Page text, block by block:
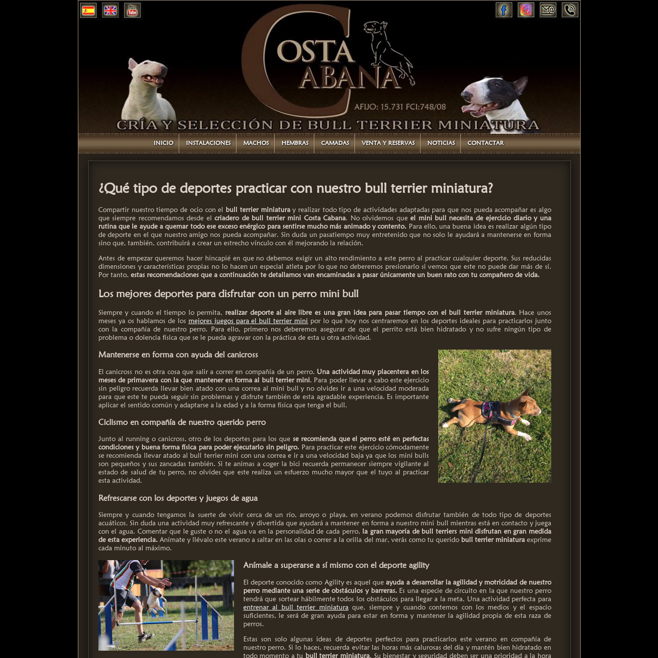
INICIO INSTALACIONES MACHOS HEMBRAS CAMADAS VENTA Y RESERVAS NOTICIAS CONTACTAR
¿Qué tipo de deportes practicar con nuestro bull terrier miniatura?
Compartir nuestro tiempo de ocio con elbull terrier miniaturay realizar todo tipo de actividades adaptadas para que nos pueda acompañar es algo
que siempre recomendamos desde elcriadero de bull terrier mini Costa Cabana. No olvidemos queel mini bull necesita de ejercicio diario y una
rutina que le ayude a quemar todo ese exceso enérgico para sentirse mucho más animado y contento. Para ello, una buena idea es realizar algún tipo
de deporte en el que nuestro amigo nos pueda acompañar. Sin duda un pasatiempo muy entretenido que no solo le ayudará a mantenerse en forma
sino que, también, contribuirá a crear un estrecho vínculo con él mejorando la relación.
Antes de empezar queremos hacer hincapié en que no debemos exigir un alto rendimiento a este perro al practicar cualquier deporte. Sus reducidas
dimensiones y características propias no lo hacen un especial atleta por lo que no deberemos presionarlo si vemos que este no puede dar más de sí.
Por tanto, estas recomendaciones que a continuación te detallamos van encaminadas a pasar únicamente un buen rato con tu compañero de vida.
Los mejores deportes para disfrutar con un perro mini bull
Siempre y cuando el tiempo lo permita, realizar deporte al aire libre es una gran idea para pasar tiempo con el bull terrier miniatura. Hace unos
meses ya os hablamos de los mejores juegos para el bull terrier mini por lo que hoy nos centraremos en los deportes ideales para practicarlos junto
con la compañía de nuestro perro. Para ello, primero nos deberemos asegurar de que el perrito está bien hidratado y no sufre ningún tipo de
problema o dolencia física que se le pueda agravar con la práctica de esta u otra actividad.
Mantenerse en forma con ayuda del canicross
El canicross no es otra cosa que salir a correr en compañía de un perro. Una actividad muy placentera en los
meses de primavera con la que mantener en forma al bull terrier mini. Para poder llevar a cabo este ejercicio
sin peligro recuerda llevar bien atado con una correa al mini bull y no olvides ir a una velocidad moderada
para que este te pueda seguir sin problemas y disfrute también de esta agradable experiencia. Es importante
aplicar el sentido común y adaptarse a la edad y a la forma física que tenga el bull.
Ciclismo en compañía de nuestro querido perro
Junto al running o canicross, otro de los deportes para los que se recomienda que el perro esté en perfectas
condiciones y buena forma física para poder ejecutarlo sin peligro. Para practicar este ejercicio cómodamente
se recomienda llevar atado al bull terrier mini con una correa e ir a una velocidad baja ya que los mini bulls
son pequeños y sus zancadas también. Si te animas a coger la bici recuerda permanecer siempre vigilante al
estado de salud de tu perro, no olvides que este realiza un esfuerzo mucho mayor que el tuyo al practicar
esta actividad.
Refrescarse con los deportes y juegos de agua
Siempre y cuando tengamos la suerte de vivir cerca de un río, arroyo o playa, en verano podemos disfrutar también de todo tipo de deportes
acuáticos. Sin duda una actividad muy refrescante y divertida que ayudará a mantener en forma a nuestro mini bull mientras está en contacto y juega
con el agua. Comentar que le guste o no el agua va en la personalidad de cada perro, la gran mayoría de bull terriers mini disfrutan en gran medida
de esta experiencia.Anímate y llévalo este verano a saltar en las olas o correr a la orilla del mar, verás como tu querido bull terrier miniaturaexprime
cada minuto al máximo.
Anímale a superarse a sí mismo con el deporte agility
El deporte conocido como Agility es aquel queayuda a desarrollar la agilidad y motricidad de nuestro
perro mediante una serie de obstáculos y barreras.Es una especie de circuito en la que nuestro perro
tendrá que sortear hábilmente todos los obstáculos para llegar a la meta. Una actividad perfecta para
entrenar al bull terrier miniatura que, siempre y cuando contemos con los medios y el espacio
suficientes, le será de gran ayuda para estar en forma y mantener la agilidad propia de esta raza de
perros.
Estas son solo algunas ideas de deportes perfectos para practicarlos este verano en compañía de
nuestro perro. Si lo haces, recuerda evitar las horas más calurosas del día y mantén bien hidratado en
todo momento a tu bull terrier miniatura. Su bienestar y seguridad deben ser una prioridad a la hora